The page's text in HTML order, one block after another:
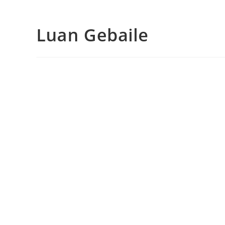
Luan Gebaile